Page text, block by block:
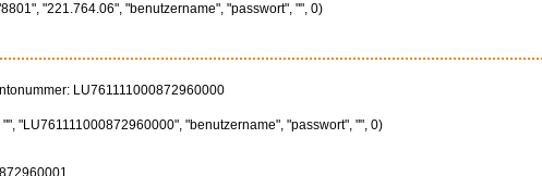
"221.764.06", "benutzername", "passwort", "", 0)
LU761111000872960000
"LU761111000872960000", "benutzername", "passwort", "", 0)